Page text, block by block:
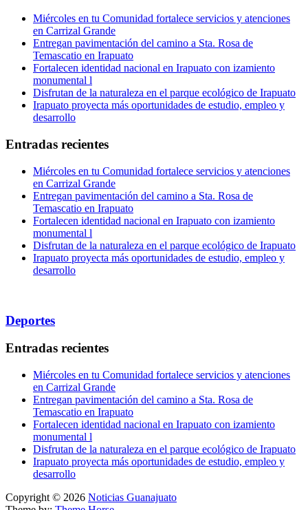
Miércoles en tu Comunidad fortalece servicios y atenciones
en Carrizal Grande
Entregan pavimentación del camino a Sta. Rosa de
Temascatio en Irapuato
Fortalecen identidad nacional en Irapuato con izamiento
monumental l
Disfrutan de la naturaleza en el parque ecológico de Irapuato
Irapuato proyecta más oportunidades de estudio, empleo y
desarrollo
Entradas recientes
Miércoles en tu Comunidad fortalece servicios y atenciones
en Carrizal Grande
Entregan pavimentación del camino a Sta. Rosa de
Temascatio en Irapuato
Fortalecen identidad nacional en Irapuato con izamiento
monumental l
Disfrutan de la naturaleza en el parque ecológico de Irapuato
Irapuato proyecta más oportunidades de estudio, empleo y
desarrollo
Deportes
Entradas recientes
Miércoles en tu Comunidad fortalece servicios y atenciones
en Carrizal Grande
Entregan pavimentación del camino a Sta. Rosa de
Temascatio en Irapuato
Fortalecen identidad nacional en Irapuato con izamiento
monumental l
Disfrutan de la naturaleza en el parque ecológico de Irapuato
Irapuato proyecta más oportunidades de estudio, empleo y
desarrollo
Copyright © 2026 Noticias Guanajuato